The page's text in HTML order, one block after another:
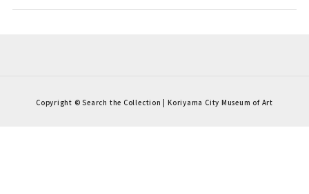
Copyright © Search the Collection | Koriyama City Museum of Art